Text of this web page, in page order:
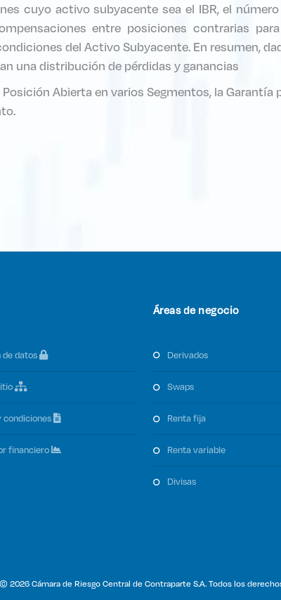
cuyo activo subyacente sea el IBR, el
entre posiciones contrarias
del Activo Subyacente. En resumen,
una distribución de pérdidas y ganancias
Abierta en varios Segmentos, la
de datos
condiciones
financiero
Áreas de negocio
derivados
swaps
renta fija
renta variable
divisas
2026 Cámara de Riesgo Central de Contraparte S.A. Todos los